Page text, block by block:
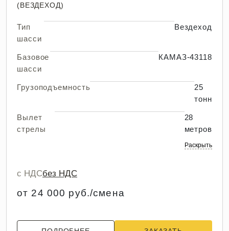
(ВЕЗДЕХОД)
Тип
шасси
Вездеход
Базовое
шасси
КАМАЗ-43118
Грузоподъемность
25
тонн
Вылет
стрелы
28
метров
Раскрыть
с НДСбез НДС
от 24 000 руб./смена